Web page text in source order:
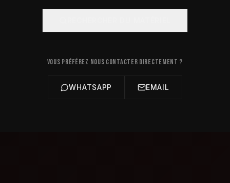
VOUS PRÉFÉREZ NOUS CONTACTER DIRECTEMENT ?
WHATSAPP EMAIL